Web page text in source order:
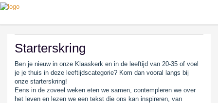
Starterskring
Ben je nieuw in onze Klaaskerk en in de leeftijd van 20-35 of voel
je je thuis in deze leeftijdscategorie? Kom dan vooral langs bij
onze starterskring!
Eens in de zoveel weken eten we samen, contempleren we over
het leven en lezen we een tekst die ons kan inspireren, van